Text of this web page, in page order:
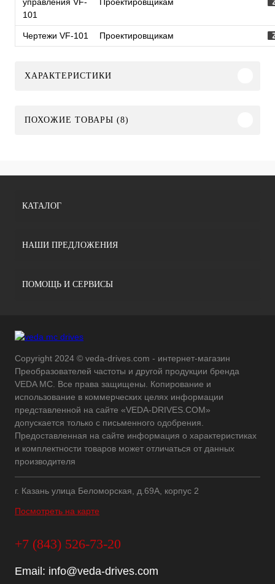
101
Чертежи VF-101 Проектировщикам
ХАРАКТЕРИСТИКИ
ПОХОЖИЕ ТОВАРЫ (8)
КАТАЛОГ
НАШИ ПРЕДЛОЖЕНИЯ
ПОМОЩЬ И СЕРВИСЫ
Copyright 2024 © veda-drives.com - интернет-магазин
Преобразователей частоты и другой продукции бренда
VEDA MC. Все права защищены. Копирование и
использование в коммерческих целях информации
представленной на сайте «VEDA-DRIVES.COM»
допускается только с письменного одобрения.
Предоставленная на сайте информация о характеристиках
и комплектности товаров может отличаться от данных
производителя
г. Казань улица Беломорская, д.69А, корпус 2
Посмотреть на карте
+7 (843) 526-73-20
Email: info@veda-drives.com